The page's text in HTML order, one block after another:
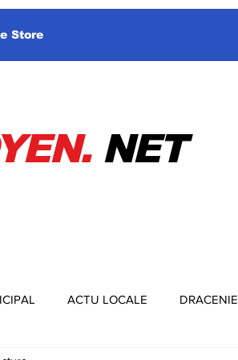
Store
NET
ACTU LOCALE DRACENIE